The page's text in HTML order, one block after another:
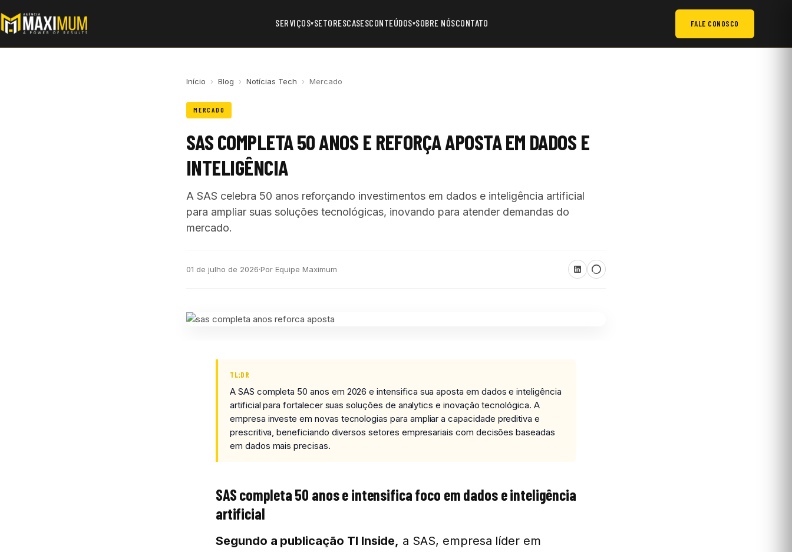
SERVIÇOS▾SETORESCASESCONTEÚDOS▾SOBRE NÓSCONTATO FALE CONOSCO
Início › Blog › Notícias Tech › Mercado
MERCADO
SAS COMPLETA 50 ANOS E REFORÇA APOSTA EM DADOS E
INTELIGÊNCIA
A SAS celebra 50 anos reforçando investimentos em dados e inteligência artificial
para ampliar suas soluções tecnológicas, inovando para atender demandas do
mercado.
01 de julho de 2026·Por Equipe Maximum
TL;DR
A SAS completa 50 anos em 2026 e intensifica sua aposta em dados e inteligência
artificial para fortalecer suas soluções de analytics e inovação tecnológica. A
empresa investe em novas tecnologias para ampliar a capacidade preditiva e
prescritiva, beneficiando diversos setores empresariais com decisões baseadas
em dados mais precisas.
SAS completa 50 anos e intensifica foco em dados e inteligência
artificial
Segundo a publicação TI Inside, a SAS, empresa líder em